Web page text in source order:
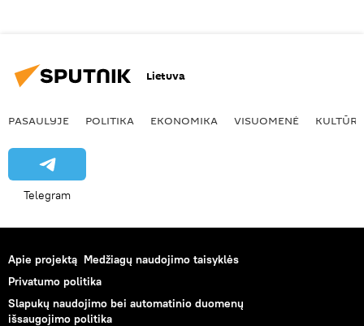
Lietuva
PASAULYJE POLITIKA EKONOMIKA VISUOMENĖ KULTŪRA
Telegram
Apie projektą Medžiagų naudojimo taisyklės
Privatumo politika
Slapukų naudojimo bei automatinio duomenų
išsaugojimo politika